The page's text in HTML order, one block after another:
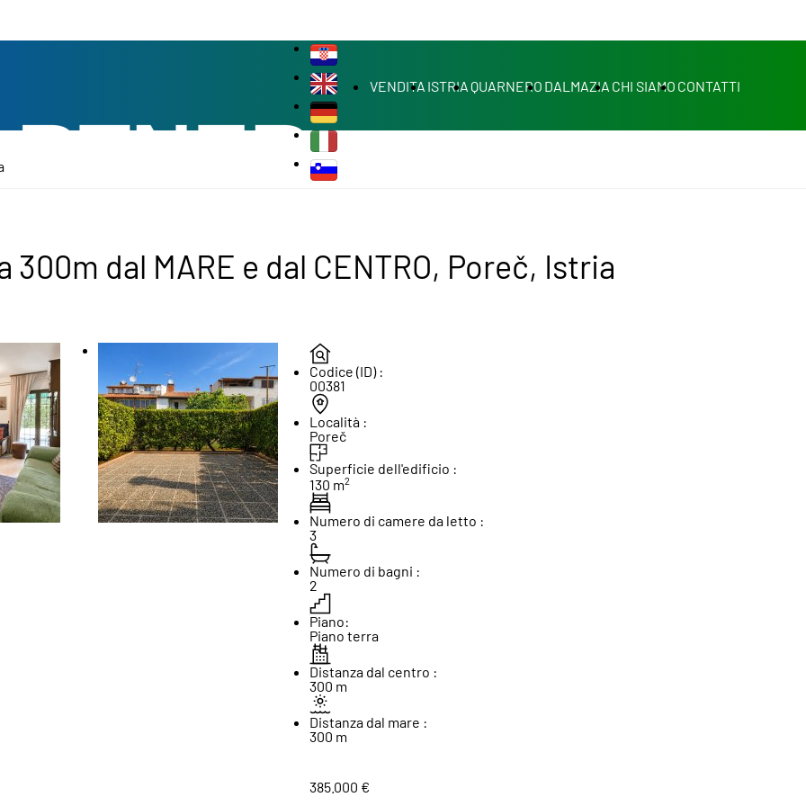
VENDITA ISTRIA QUARNERO DALMAZIA CHI SIAMO CONTATTI
dal MARE e dal CENTRO, Poreč, Istria
Codice (ID) :
00381
Località :
Poreč
Superficie dell'edificio :
130 m2
Numero di camere da letto :
3
Numero di bagni :
2
Piano:
Piano terra
Distanza dal centro :
300 m
Distanza dal mare :
300 m
385.000 €